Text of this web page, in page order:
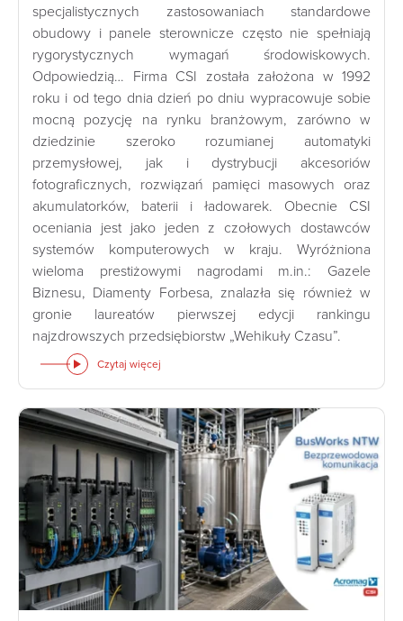
specjalistycznych zastosowaniach standardowe
obudowy i panele sterownicze często nie spełniają
rygorystycznych wymagań środowiskowych.
Odpowiedzią… Firma CSI została założona w 1992
roku i od tego dnia dzień po dniu wypracowuje sobie
mocną pozycję na rynku branżowym, zarówno w
dziedzinie szeroko rozumianej automatyki
przemysłowej, jak i dystrybucji akcesoriów
fotograficznych, rozwiązań pamięci masowych oraz
akumulatorków, baterii i ładowarek. Obecnie CSI
oceniania jest jako jeden z czołowych dostawców
systemów komputerowych w kraju. Wyróżniona
wieloma prestiżowymi nagrodami m.in.: Gazele
Biznesu, Diamenty Forbesa, znalazła się również w
gronie laureatów pierwszej edycji rankingu
najzdrowszych przedsiębiorstw „Wehikuły Czasu”.
Czytaj więcej